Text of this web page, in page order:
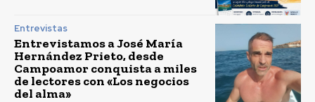
Entrevistas
Entrevistamos a José María
Hernández Prieto, desde
Campoamor conquista a miles
de lectores con «Los negocios
del alma»